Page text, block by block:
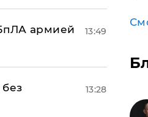
армией
13:49
13:28